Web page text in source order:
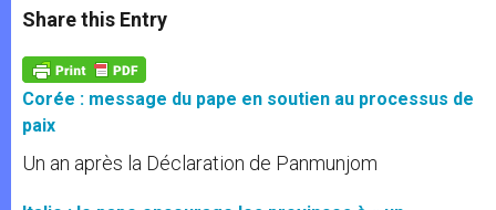
t
s
p
p
s
e
g
e
r
e
b
o
k
Share this Entry
Corée : message du pape en soutien au processus de
paix
Un an après la Déclaration de Panmunjom